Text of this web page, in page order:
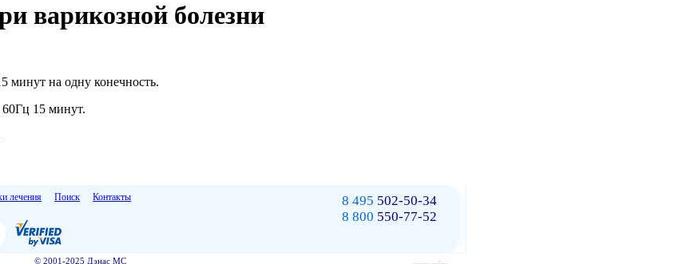
варикозной болезни
минут на одну конечность.
15 минут.
лечения Поиск Контакты 8 495 502-50-34
8 800 550-77-52
© 2001-2025 Дэнас МС